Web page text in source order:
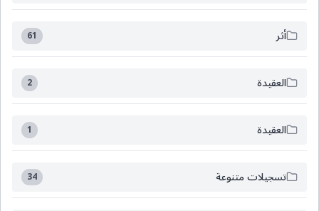
أثر 61
العقيدة 2
العقيدة 1
تسجيلات متنوعة 34